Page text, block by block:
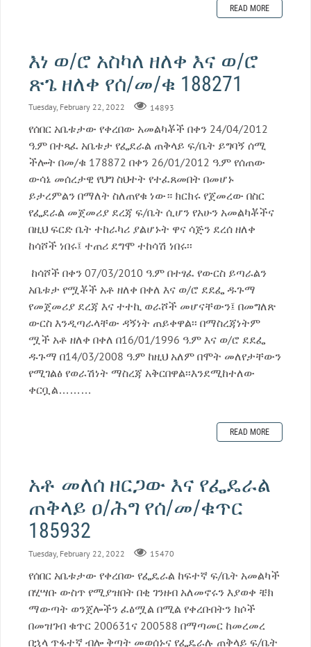
READ MORE
እነ ወ/ሮ አስካለ ዘለቀ እና ወ/ሮ
ጽጌ ዘለቀ የሰ/መ/ቁ 188271
Tuesday, February 22, 2022 14893
የሰበር አቤቱታው የቀረበው አመልካቾች በቀን 24/04/2012
ዓ.ም በተጻፈ አቤቱታ የፌደራል ጠቅላይ ፍ/ቤት ይግባኝ ሰሚ
ችሎት በመ/ቁ 178872 በቀን 26/01/2012 ዓ.ም የሰጠው
ውሳኔ መሰረታዊ የህግ ስህተት የተፈጸመበት በመሆኑ
ይታረምልን በማለት ስለጠየቁ ነው። ክርክሩ የጀመረው በስር
የፌደራል መጀመሪያ ደረጃ ፍ/ቤት ሲሆን የአሁን አመልካቾችና
በዚህ ፍርድ ቤት ተከራካሪ ያልሆኑት ዋና ሳጅን ደረሰ ዘለቀ
ከሳሾች ነበሩ፤ ተጠሪ ደግሞ ተከሳሽ ነበሩ፡፡
ከሳሾች በቀን 07/03/2010 ዓ.ም በተፃፈ የውርስ ይጣራልን
አቤቱታ የሟቾች አቶ ዘለቀ በቀለ እና ወ/ሮ ደደፌ ዱጉማ
የመጀመሪያ ደረጃ እና ተተኪ ወራሾች መሆናቸውን፤ በመግለጽ
ውርስ እንዲጣራላቸው ዳኝነት ጠይቀዋል፡፡ በማስረጃነትም
ሟች አቶ ዘለቀ በቀለ በ16/01/1996 ዓ.ም እና ወ/ሮ ደደፌ
ዱጉማ በ14/03/2008 ዓ.ም ከዚህ አለም በሞት መለየታቸውን
የሚገልፅ የወራሽነት ማስረጃ አቅርበዋል፡፡እንደሚከተለው
ቀርቧል………
READ MORE
አቶ መለሰ ዘርጋው እና የፌዴራል
ጠቅላይ ዐ/ሕግ የሰ/መ/ቁጥር
185932
Tuesday, February 22, 2022 15470
የሰበር አቤቱታው የቀረበው የፌዴራል ከፍተኛ ፍ/ቤት አመልካች
በሂሣቡ ውስጥ የሚያዝበት በቂ ገንዘብ አለመኖሩን እያወቀ ቼክ
ማውጣት ወንጀሎችን ፈፅሟል በሚል የቀረቡበትን ክሶች
በመዝገብ ቁጥር 200631ና 200588 በማጣመር ከመረመረ
በኋላ ጥፋተኛ ብሎ ቅጣት መወሰኑና የፌዴራሉ ጠቅላይ ፍ/ቤት